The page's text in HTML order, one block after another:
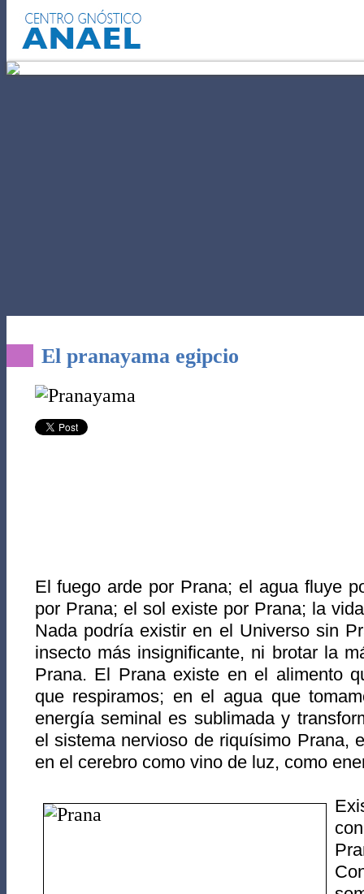
El pranayama egipcio
El fuego arde por Prana; el agua fluye
por Prana; el sol existe por Prana; la
Nada podría existir en el Universo sin
insecto más insignificante, ni brotar la
Prana. El Prana existe en el alimento
que respiramos; en el agua que
energía seminal es sublimada y
el sistema nervioso de riquísimo Prana,
en el cerebro como vino de luz, como